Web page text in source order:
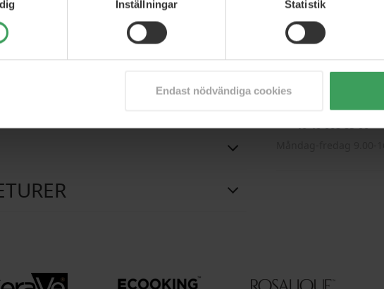
Inställningar Statistik
Endast nödvändiga cookies
tillfället. De har därför fått lite hjälp av vår trevliga
med att översätta den här texten, men han ber om
sig in.
RÅD FRÅN
Tveka inte att
professionellt
+46 40 668 85 06